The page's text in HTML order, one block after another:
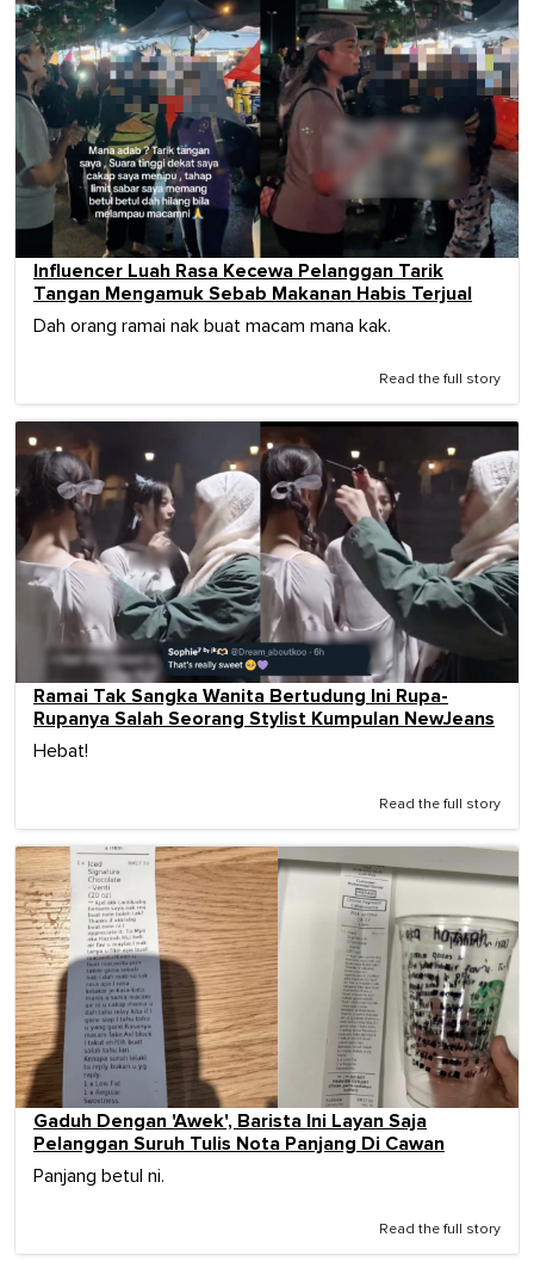
Influencer Luah Rasa Kecewa Pelanggan Tarik
Tangan Mengamuk Sebab Makanan Habis Terjual
Dah orang ramai nak buat macam mana kak.
Read the full story
Ramai Tak Sangka Wanita Bertudung Ini Rupa-
Rupanya Salah Seorang Stylist Kumpulan NewJeans
Hebat!
Read the full story
Gaduh Dengan 'Awek', Barista Ini Layan Saja
Pelanggan Suruh Tulis Nota Panjang Di Cawan
Panjang betul ni.
Read the full story